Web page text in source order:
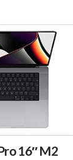
16″ M2